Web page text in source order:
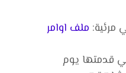
ملف اوامر
قدمتها يوم